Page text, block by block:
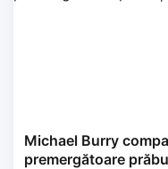
Michael Burry
premergătoare